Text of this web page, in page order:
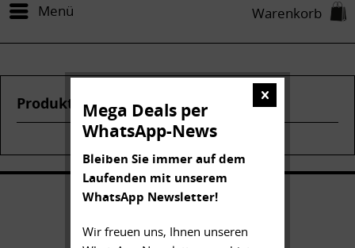
Menü Warenkorb
Produkte von Canard Duchene
Mega Deals per
WhatsApp-News
Bleiben Sie immer auf dem
Laufenden mit unserem
WhatsApp Newsletter!
Wir freuen uns, Ihnen unseren